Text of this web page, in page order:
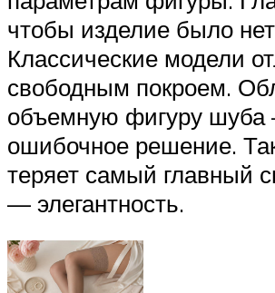
чтобы изделие было
Классические модели
свободным покроем.
объемную фигуру шуба
ошибочное решение.
теряет самый главный
— элегантность.